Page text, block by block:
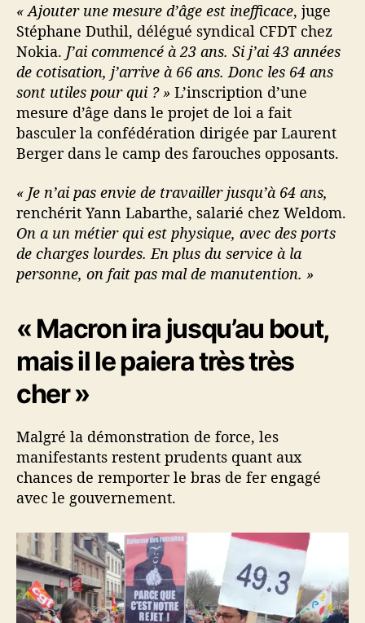
« Ajouter une mesure d’âge est inefficace, juge
Stéphane Duthil, délégué syndical CFDT chez
Nokia. J’ai commencé à 23 ans. Si j’ai 43 années
de cotisation, j’arrive à 66 ans. Donc les 64 ans
sont utiles pour qui ? » L’inscription d’une
mesure d’âge dans le projet de loi a fait
basculer la confédération dirigée par Laurent
Berger dans le camp des farouches opposants.
« Je n’ai pas envie de travailler jusqu’à 64 ans,
renchérit Yann Labarthe, salarié chez Weldom.
On a un métier qui est physique, avec des ports
de charges lourdes. En plus du service à la
personne, on fait pas mal de manutention. »
« Macron ira jusqu’au bout,
mais il le paiera très très
cher »
Malgré la démonstration de force, les
manifestants restent prudents quant aux
chances de remporter le bras de fer engagé
avec le gouvernement.